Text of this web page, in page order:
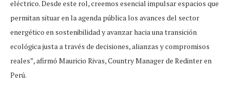
eléctrico. Desde este rol, creemos esencial impulsar espacios que
permitan situar en la agenda pública los avances del sector
energético en sostenibilidad y avanzar hacia una transición
ecológica justa a través de decisiones, alianzas y compromisos
reales”, afirmó Mauricio Rivas, Country Manager de Redinter en
Perú.